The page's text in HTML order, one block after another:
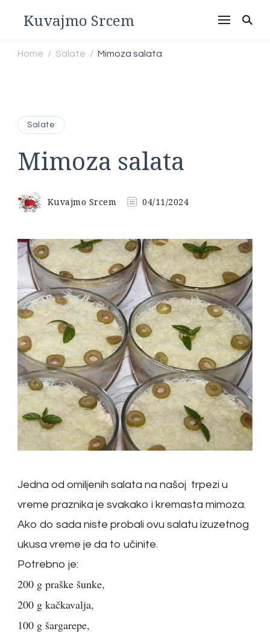
Kuvajmo Srcem
Home / Salate / Mimoza salata
Salate
Mimoza salata
Kuvajmo Srcem 04/11/2024
Jedna od omiljenih salata na našoj trpezi u
vreme praznika je svakako i kremasta mimoza.
Ako do sada niste probali ovu salatu izuzetnog
ukusa vreme je da to učinite.
Potrebno je:
200 g praške šunke,
200 g kačkavalja,
100 g šargarepe,